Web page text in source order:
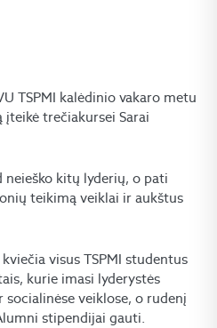
TSPMI kalėdinio vakaro metu
trečiakursei Sarai
kitų lyderių, o pati
teikimą veiklai ir aukštus
visus TSPMI studentus
kurie imasi lyderystės
socialinėse veiklose, o rudenį
stipendijai gauti.